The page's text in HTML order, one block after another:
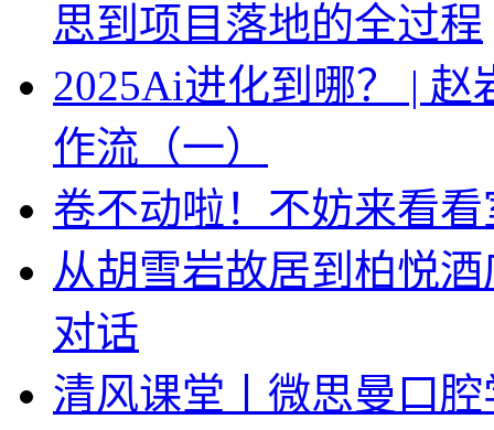
思到项目落地的全过程
2025Ai进化到哪？ |
作流（一）
卷不动啦！不妨来看
从胡雪岩故居到柏悦
对话
清风课堂丨微思曼口